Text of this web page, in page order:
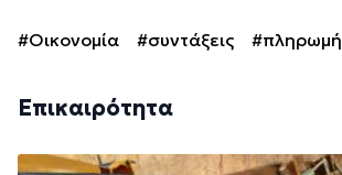
#Οικονομία #συντάξεις #πληρωμή
Επικαιρότητα